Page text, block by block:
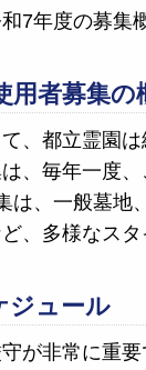
7年度の募集
用者募集の
、都立霊園
、毎年一度
は、一般墓地
、多様なスタ
ジュール
が非常に重